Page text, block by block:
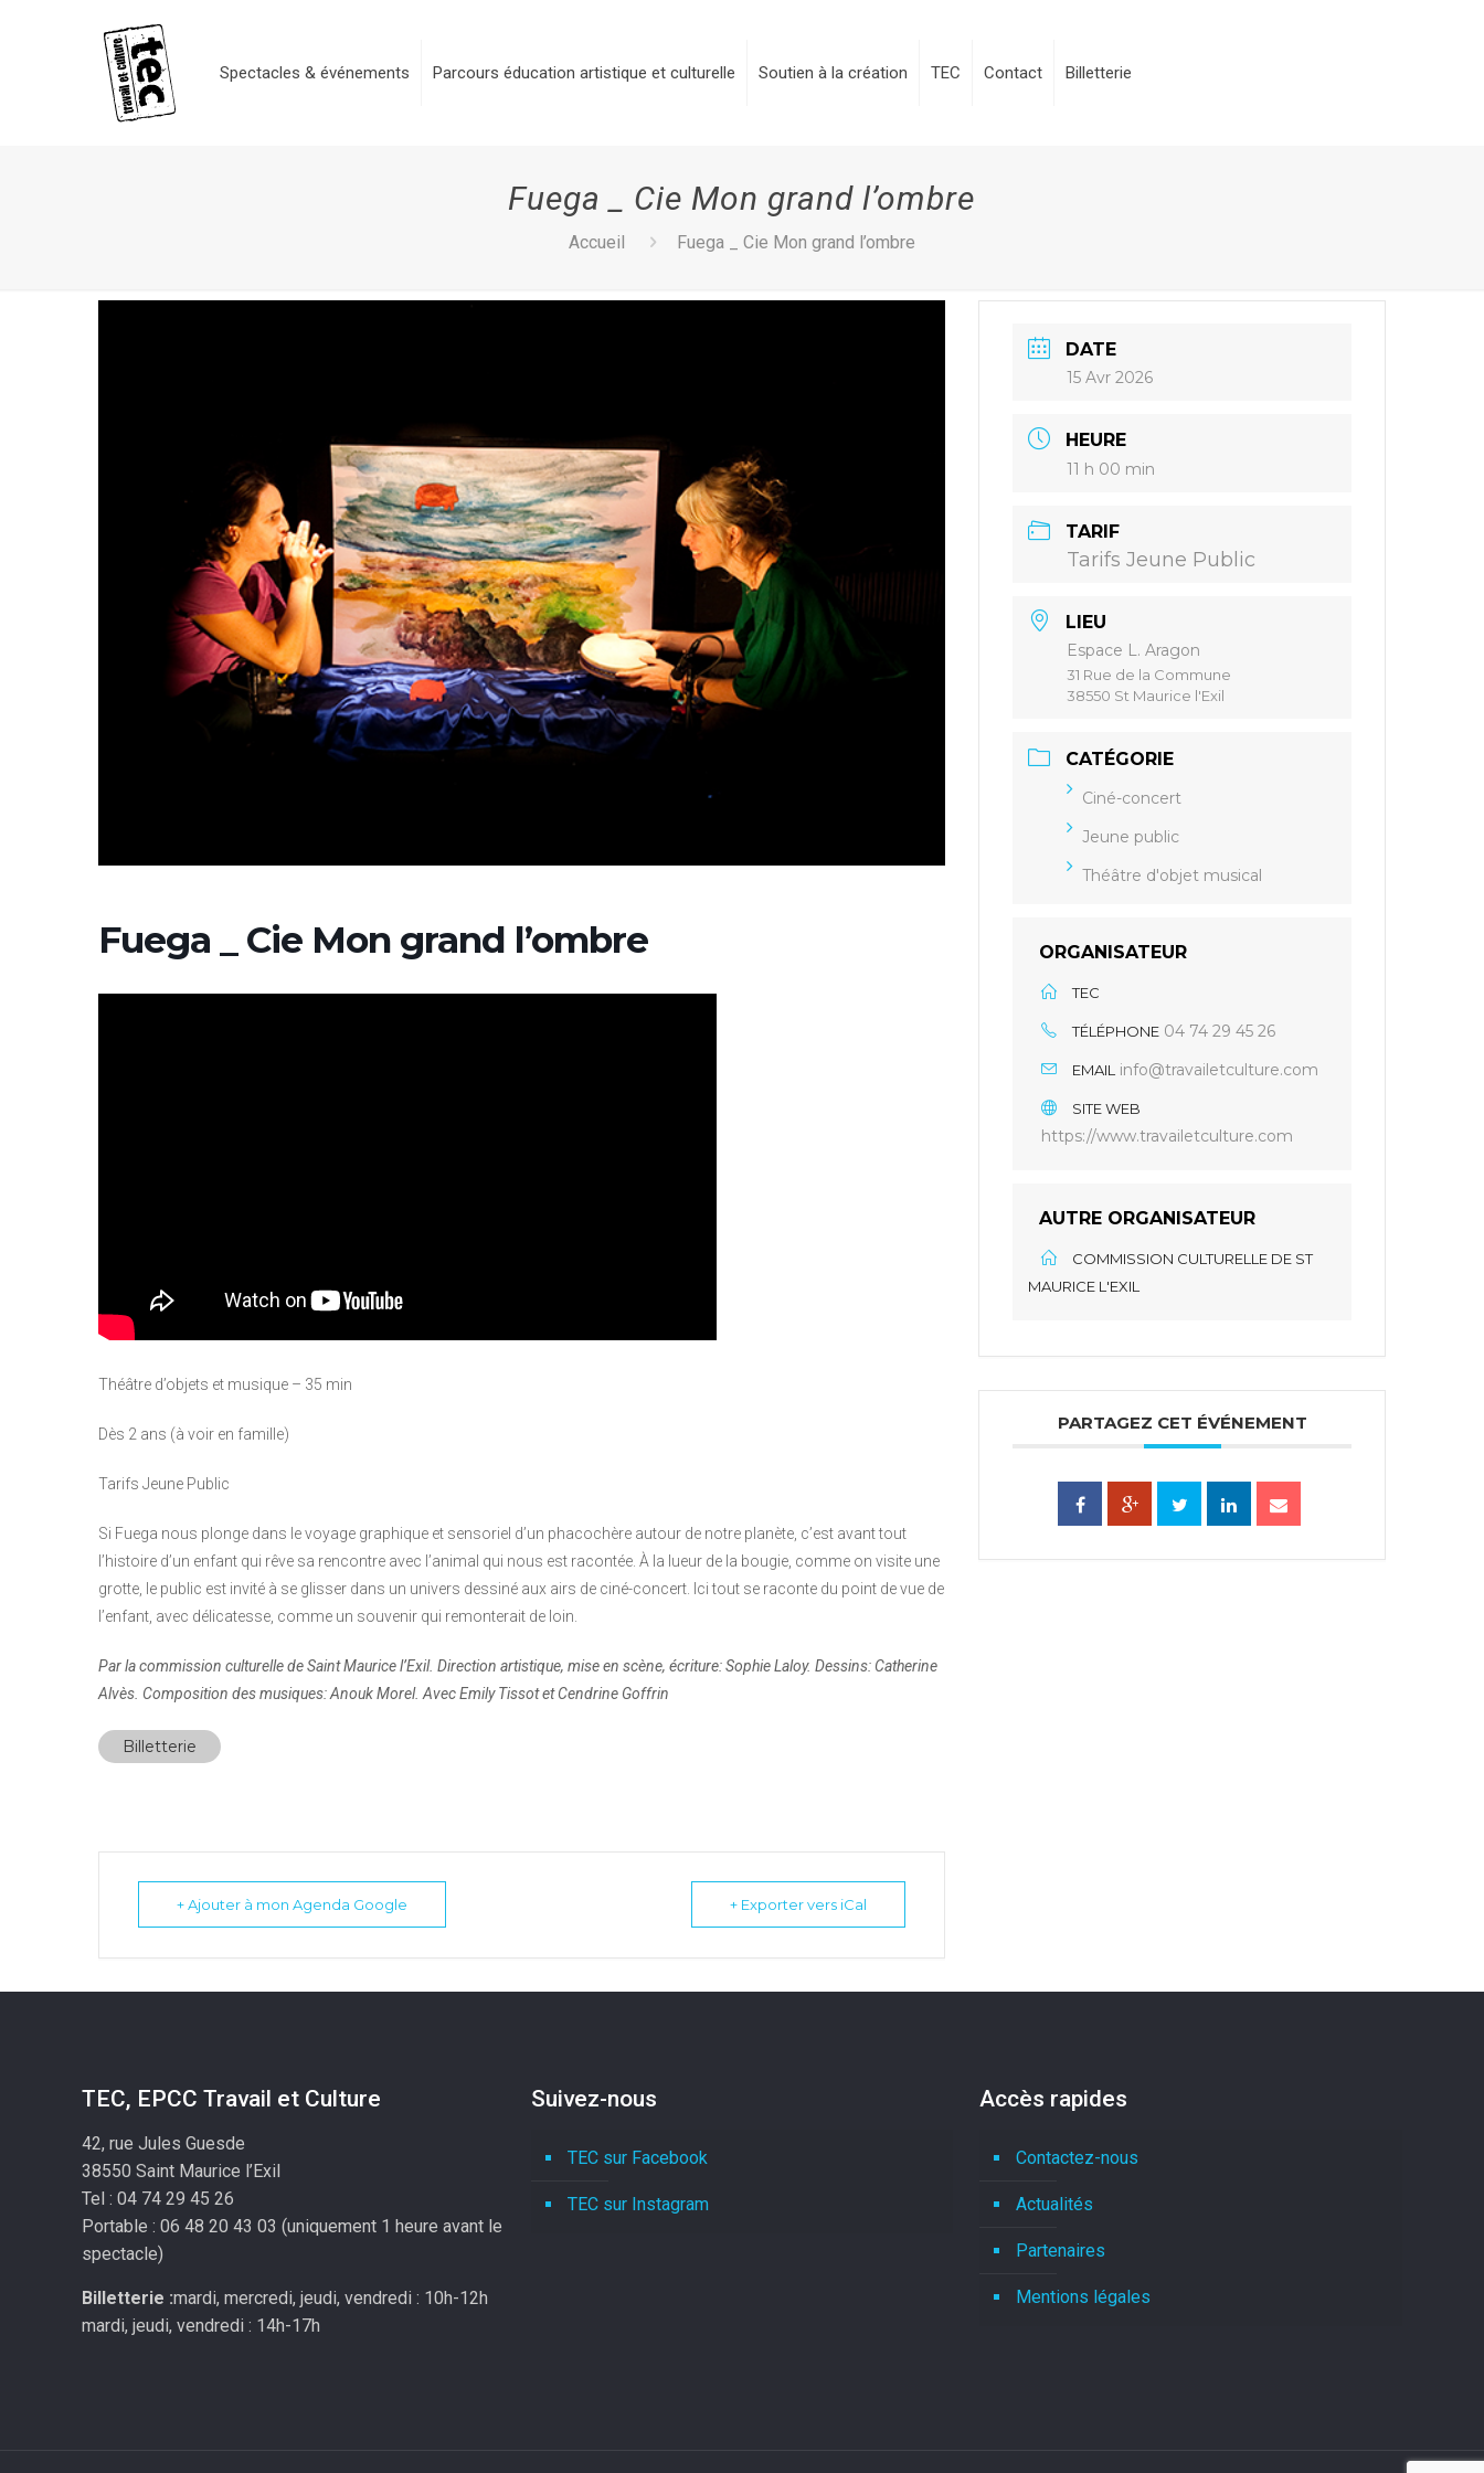
Spectacles & événements Parcours éducation artistique et culturelle Soutien à la création TEC Contact Billetterie
Fuega _ Cie Mon grand l’ombre
Accueil Fuega _ Cie Mon grand l’ombre
Fuega _ Cie Mon grand l’ombre
Théâtre d’objets et musique – 35 min
Dès 2 ans (à voir en famille)
Tarifs Jeune Public
Si Fuega nous plonge dans le voyage graphique et sensoriel d’un phacochère autour de notre planète, c’est avant tout
l’histoire d’un enfant qui rêve sa rencontre avec l’animal qui nous est racontée. À la lueur de la bougie, comme on visite une
grotte, le public est invité à se glisser dans un univers dessiné aux airs de ciné-concert. Ici tout se raconte du point de vue de
l’enfant, avec délicatesse, comme un souvenir qui remonterait de loin.
Par la commission culturelle de Saint Maurice l’Exil. Direction artistique, mise en scène, écriture: Sophie Laloy. Dessins: Catherine
Alvès. Composition des musiques: Anouk Morel. Avec Emily Tissot et Cendrine Goffrin
Billetterie
+ Ajouter à mon Agenda Google + Exporter vers iCal
DATE
15 Avr 2026
HEURE
11 h 00 min
TARIF
Tarifs Jeune Public
LIEU
Espace L. Aragon
31 Rue de la Commune
38550 St Maurice l'Exil
CATÉGORIE
Ciné-concert
Jeune public
Théâtre d'objet musical
ORGANISATEUR
TEC
TÉLÉPHONE 04 74 29 45 26
EMAIL info@travailetculture.com
SITE WEB
https://www.travailetculture.com
AUTRE ORGANISATEUR
COMMISSION CULTURELLE DE ST
MAURICE L'EXIL
PARTAGEZ CET ÉVÉNEMENT
TEC, EPCC Travail et Culture
42, rue Jules Guesde
38550 Saint Maurice l’Exil
Tel : 04 74 29 45 26
Portable : 06 48 20 43 03 (uniquement 1 heure avant le
spectacle)
Billetterie :mardi, mercredi, jeudi, vendredi : 10h-12h
mardi, jeudi, vendredi : 14h-17h
Suivez-nous
TEC sur Facebook
TEC sur Instagram
Accès rapides
Contactez-nous
Actualités
Partenaires
Mentions légales